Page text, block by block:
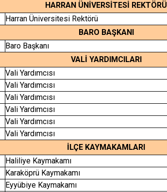
HARRAN ÜNİVERSİTESİ REKTÖRÜ
Harran Üniversitesi Rektörü
BARO BAŞKANI
Baro Başkanı
VALİ YARDIMCILARI
Vali Yardımcısı
Vali Yardımcısı
Vali Yardımcısı
Vali Yardımcısı
Vali Yardımcısı
Vali Yardımcısı
İLÇE KAYMAKAMLARI
Haliliye Kaymakamı
Karaköprü Kaymakamı
Eyyübiye Kaymakamı